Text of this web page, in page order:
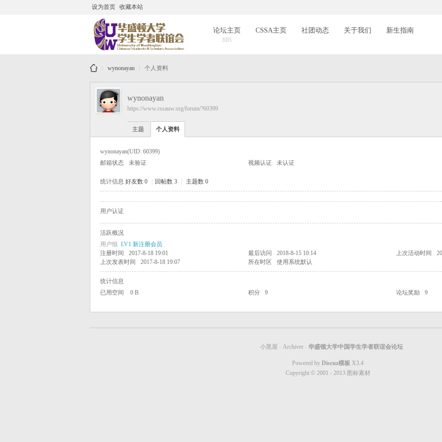
设为首页 收藏本站
论坛主页
BBS
CSSA主页 社团动态 关于我们 新生指南
华
wynonayan 个人资料
wynonayan
https://www.cssauw.org/forum/?60399
主题 个人资料
wynonayan(UID: 60399)
邮箱状态
未验证 视频认证 未认证
统计信息 好友数 0 回帖数 3 主题数 0
用户认证
活跃概况
用户组 LV1 新注册会员
注册时间
2017-8-18 19:01 最后访问 2018-8-15 10:14 上次活动时间
上次发表时间
2017-8-18 19:07 所在时区 使用系统默认
统计信息
已用空间
0 B 积分 9 论坛奖励 9
小黑屋 - Archiver - 华盛顿大学中国学生学者联谊会论坛
Powered by Discuz模板 X3.4
Copyright © 2001 - 2013 图标素材